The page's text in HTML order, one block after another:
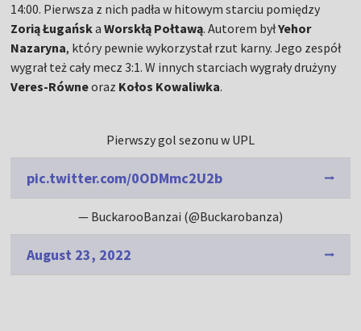
14:00. Pierwsza z nich padła w hitowym starciu pomiędzy
Zorią ŁugańskaWorskłą Połtawą. Autorem byłYehor
Nazaryna, który pewnie wykorzystał rzut karny. Jego zespół
wygrał też cały mecz 3:1. W innych starciach wygrały drużyny
Veres-Równeoraz Kołos Kowaliwka.
Pierwszy gol sezonu w UPL
pic.twitter.com/0ODMmc2U2b
— BuckarooBanzai (@Buckarobanza)
August 23, 2022